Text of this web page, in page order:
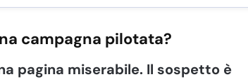
campagna pilotata?
pagina miserabile. Il sospetto è